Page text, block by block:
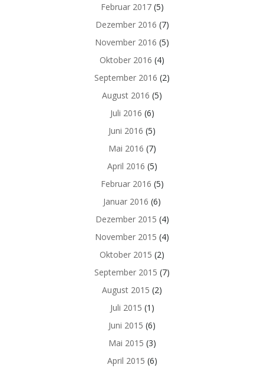
Februar 2017(5)
Dezember 2016 (7)
November 2016 (5)
Oktober 2016 (4)
September 2016 (2)
August 2016 (5)
Juli 2016 (6)
Juni 2016 (5)
Mai 2016 (7)
April 2016 (5)
Februar 2016 (5)
Januar 2016 (6)
Dezember 2015 (4)
November 2015 (4)
Oktober 2015 (2)
September 2015 (7)
August 2015 (2)
Juli 2015 (1)
Juni 2015 (6)
Mai 2015 (3)
April 2015 (6)